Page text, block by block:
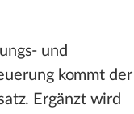
und
kommt der
Ergänzt wird